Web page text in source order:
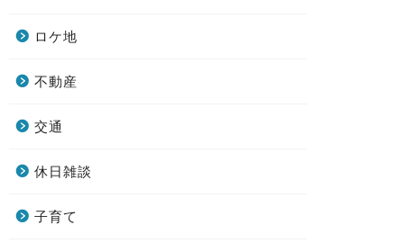
ロケ地
不動産
交通
休日雑談
子育て